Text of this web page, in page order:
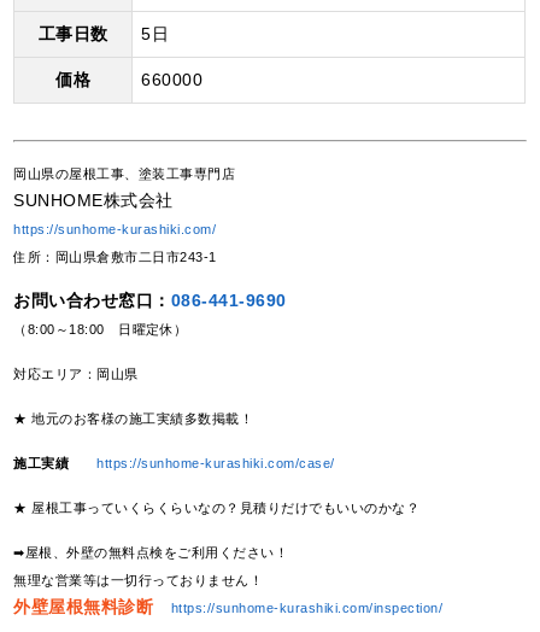
工事日数 5日
価格 660000
岡山県の屋根工事、塗装工事専門店
SUNHOME株式会社
https://sunhome-kurashiki.com/
住所：岡山県倉敷市二日市243-1
お問い合わせ窓口： 086-441-9690
（8:00～18:00 日曜定休）
対応エリア：岡山県
★ 地元のお客様の施工実績多数掲載！
施工実績 https://sunhome-kurashiki.com/case/
★ 屋根工事っていくらくらいなの？見積りだけでもいいのかな？
➡屋根、外壁の無料点検をご利用ください！
無理な営業等は一切行っておりません！
外壁屋根無料診断 https://sunhome-kurashiki.com/inspection/